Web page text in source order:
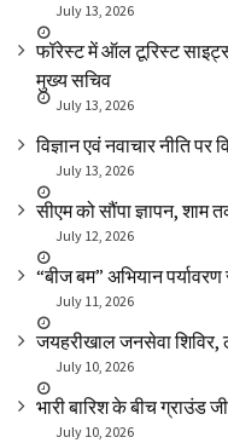
July 13, 2026
फॉरेस्ट में ऑल टूरिस्ट
मुख्य सचिव
July 13, 2026
विज्ञान एवं नवाचार नीति
July 13, 2026
सीएम को सौंपा ज्ञापन, शाम
July 12, 2026
“बीज बम” अभियान
July 11, 2026
जयहरीखाल जनसेवा शिविर,
July 10, 2026
भारी बारिश के बीच ग्राउंड
July 10, 2026